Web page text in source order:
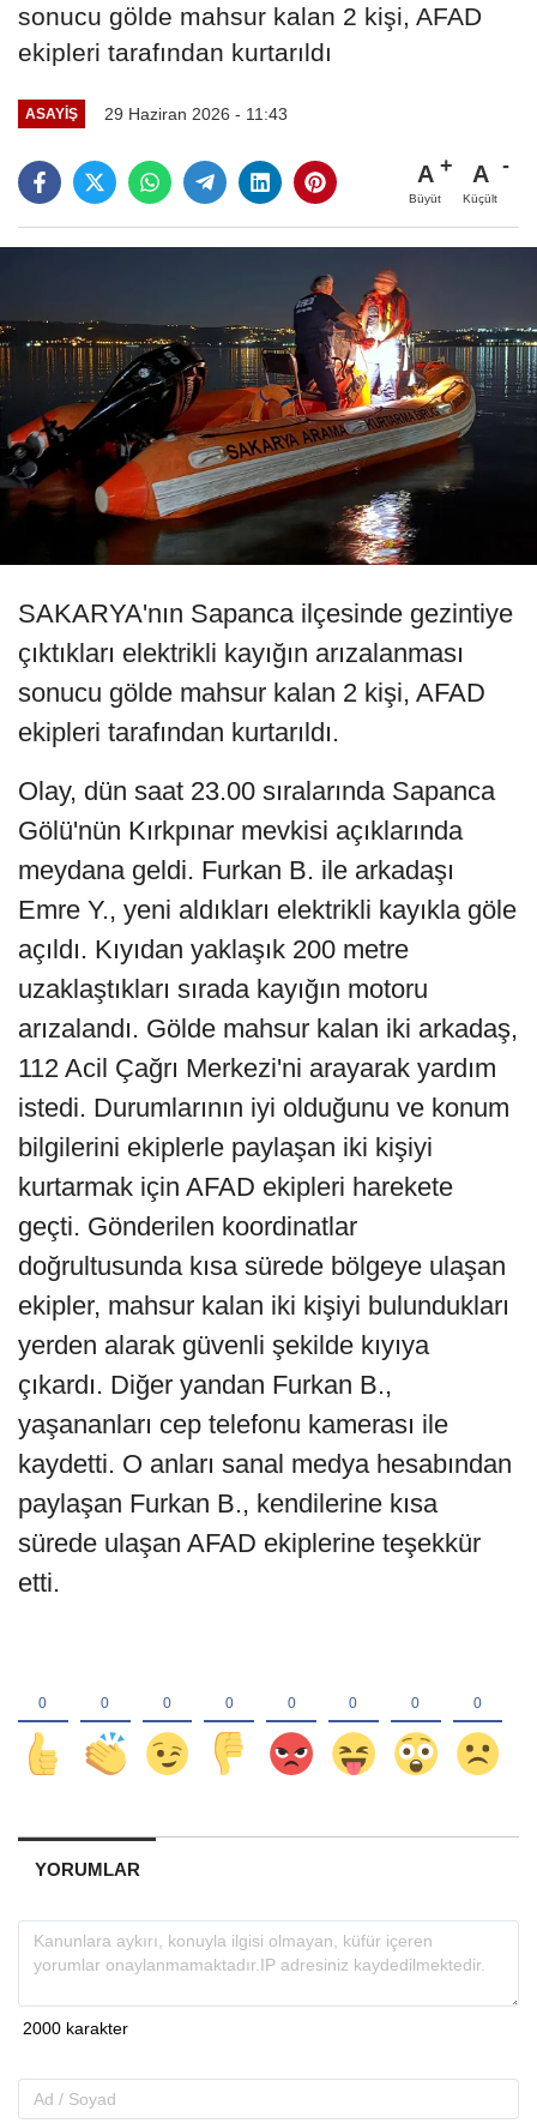
sonucu gölde mahsur kalan 2 kişi, AFAD
ekipleri tarafından kurtarıldı
ASAYIŞ 29 Haziran 2026 - 11:43
A
Büyüt
A
Küçült
SAKARYA'nın Sapanca ilçesinde gezintiye
çıktıkları elektrikli kayığın arızalanması
sonucu gölde mahsur kalan 2 kişi, AFAD
ekipleri tarafından kurtarıldı.
Olay, dün saat 23.00 sıralarında Sapanca
Gölü'nün Kırkpınar mevkisi açıklarında
meydana geldi. Furkan B. ile arkadaşı
Emre Y., yeni aldıkları elektrikli kayıkla göle
açıldı. Kıyıdan yaklaşık 200 metre
uzaklaştıkları sırada kayığın motoru
arızalandı. Gölde mahsur kalan iki arkadaş,
112 Acil Çağrı Merkezi'ni arayarak yardım
istedi. Durumlarının iyi olduğunu ve konum
bilgilerini ekiplerle paylaşan iki kişiyi
kurtarmak için AFAD ekipleri harekete
geçti. Gönderilen koordinatlar
doğrultusunda kısa sürede bölgeye ulaşan
ekipler, mahsur kalan iki kişiyi bulundukları
yerden alarak güvenli şekilde kıyıya
çıkardı. Diğer yandan Furkan B.,
yaşananları cep telefonu kamerası ile
kaydetti. O anları sanal medya hesabından
paylaşan Furkan B., kendilerine kısa
sürede ulaşan AFAD ekiplerine teşekkür
etti.
YORUMLAR